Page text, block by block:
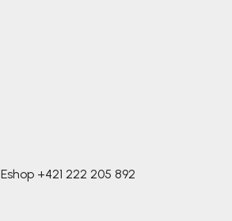
Eshop +421 222 205 892